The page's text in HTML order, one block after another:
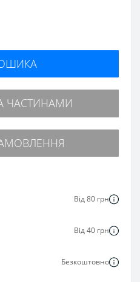
ЧАСТИНАМИ
Від 80 грн
Від 40 грн
Безкоштовно